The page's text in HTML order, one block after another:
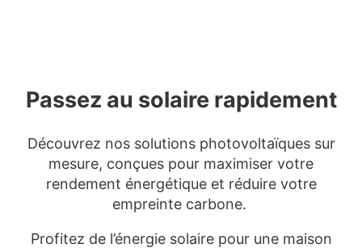
Passez au solaire rapidement
Découvrez nos solutions photovoltaïques sur
mesure, conçues pour maximiser votre
rendement énergétique et réduire votre
empreinte carbone.
Profitez de l’énergie solaire pour une maison